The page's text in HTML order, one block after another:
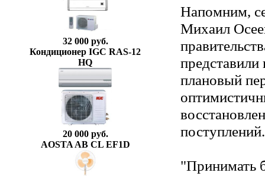
32 000 руб.
Кондиционер IGC RAS-12
HQ
20 000 руб.
AOSTA AB CL EF1D
Напомним,
Михаил
плановый
поступлений.
"Принимать